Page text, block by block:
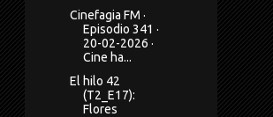
Cinefagia FM ·
Episodio 341 ·
20-02-2026 ·
Cine ha...
El hilo 42
(T2_E17):
Flores